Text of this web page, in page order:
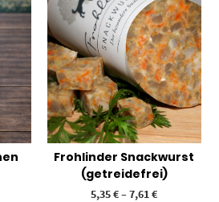
Frohlinder Snackwurst
(getreidefrei)
5,35€–7,61€